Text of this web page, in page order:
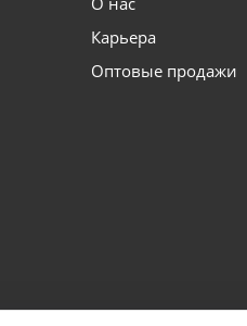
Карьера
Оптовые продажи